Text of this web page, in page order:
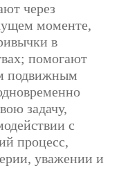
через
моменте,
в
помогают
подвижным
задачу,
с
процесс,
уважении и